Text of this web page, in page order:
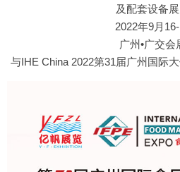
及配套设备
2022年9月
广州•广交会
与IHE China 2022第31届广州国际